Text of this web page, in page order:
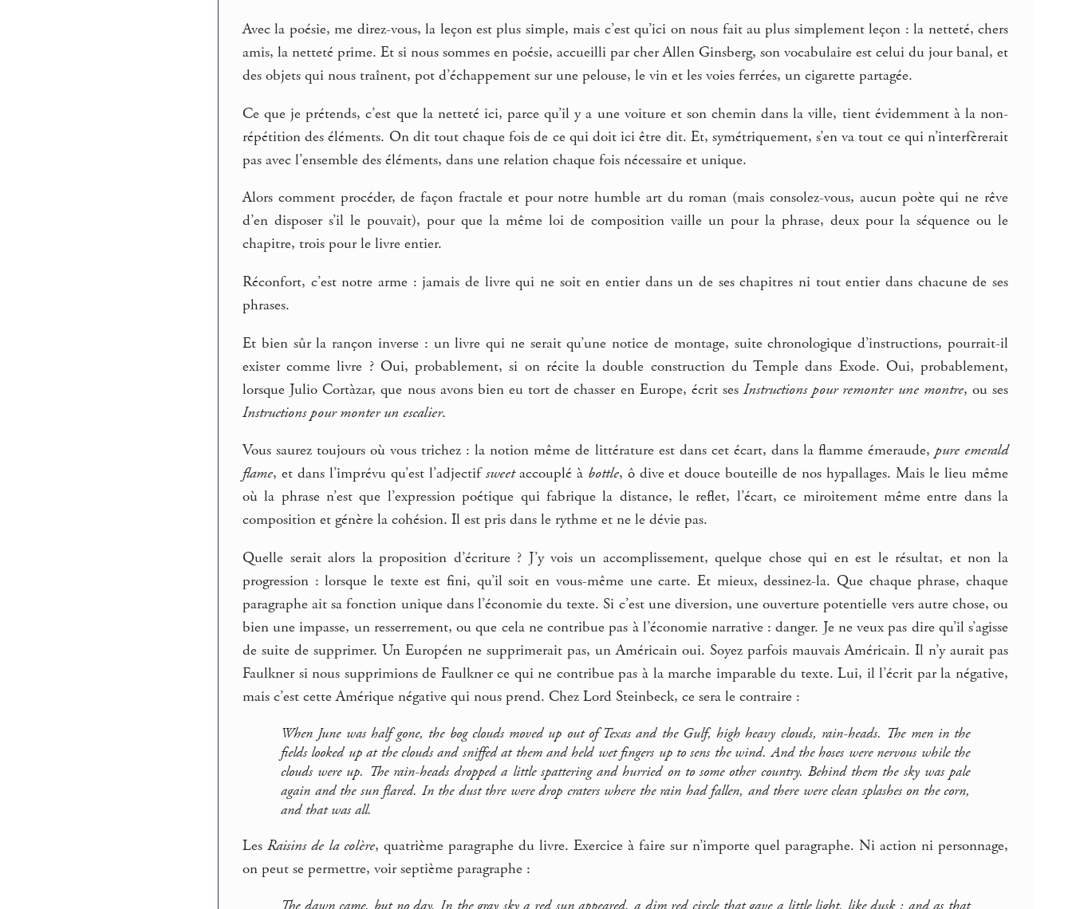
Avec la poésie, me direz-vous, la leçon est plus simple, mais c’est qu’ici on nous fait au plus simplement leçon : la netteté, chers
amis, la netteté prime. Et si nous sommes en poésie, accueilli par cher Allen Ginsberg, son vocabulaire est celui du jour banal, et
des objets qui nous traînent, pot d’échappement sur une pelouse, le vin et les voies ferrées, un cigarette partagée.
Ce que je prétends, c’est que la netteté ici, parce qu’il y a une voiture et son chemin dans la ville, tient évidemment à la non-
répétition des éléments. On dit tout chaque fois de ce qui doit ici être dit. Et, symétriquement, s’en va tout ce qui n’interfèrerait
pas avec l’ensemble des éléments, dans une relation chaque fois nécessaire et unique.
Alors comment procéder, de façon fractale et pour notre humble art du roman (mais consolez-vous, aucun poète qui ne rêve
d’en disposer s’il le pouvait), pour que la même loi de composition vaille un pour la phrase, deux pour la séquence ou le
chapitre, trois pour le livre entier.
Réconfort, c’est notre arme : jamais de livre qui ne soit en entier dans un de ses chapitres ni tout entier dans chacune de ses
phrases.
Et bien sûr la rançon inverse : un livre qui ne serait qu’une notice de montage, suite chronologique d’instructions, pourrait-il
exister comme livre ? Oui, probablement, si on récite la double construction du Temple dans Exode. Oui, probablement,
lorsque Julio Cortàzar, que nous avons bien eu tort de chasser en Europe, écrit sesInstructions pour remonter une montre, ou ses
Instructions pour monter un escalier.
Vous saurez toujours où vous trichez : la notion même de littérature est dans cet écart, dans la flamme émeraude, pure emerald
flame, et dans l’imprévu qu’est l’adjectifsweetaccouplé à bottle, ô dive et douce bouteille de nos hypallages. Mais le lieu même
où la phrase n’est que l’expression poétique qui fabrique la distance, le reflet, l’écart, ce miroitement même entre dans la
composition et génère la cohésion. Il est pris dans le rythme et ne le dévie pas.
Quelle serait alors la proposition d’écriture ? J’y vois un accomplissement, quelque chose qui en est le résultat, et non la
progression : lorsque le texte est fini, qu’il soit en vous-même une carte. Et mieux, dessinez-la. Que chaque phrase, chaque
paragraphe ait sa fonction unique dans l’économie du texte. Si c’est une diversion, une ouverture potentielle vers autre chose, ou
bien une impasse, un resserrement, ou que cela ne contribue pas à l’économie narrative : danger. Je ne veux pas dire qu’il s’agisse
de suite de supprimer. Un Européen ne supprimerait pas, un Américain oui. Soyez parfois mauvais Américain. Il n’y aurait pas
Faulkner si nous supprimions de Faulkner ce qui ne contribue pas à la marche imparable du texte. Lui, il l’écrit par la négative,
mais c’est cette Amérique négative qui nous prend. Chez Lord Steinbeck, ce sera le contraire :
When June was half gone, the bog clouds moved up out of Texas and the Gulf, high heavy clouds, rain-heads. The men in the
fields looked up at the clouds and sniffed at them and held wet fingers up to sens the wind. And the hoses were nervous while the
clouds were up. The rain-heads dropped a little spattering and hurried on to some other country. Behind them the sky was pale
again and the sun flared. In the dust thre were drop craters where the rain had fallen, and there were clean splashes on the corn,
and that was all.
LesRaisins de la colère, quatrième paragraphe du livre. Exercice à faire sur n’importe quel paragraphe. Ni action ni personnage,
on peut se permettre, voir septième paragraphe :